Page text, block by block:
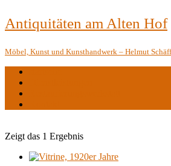
Antiquitäten am Alten Hof
Möbel, Kunst und Kunsthandwerk – Helmut
Zeigt das 1 Ergebnis